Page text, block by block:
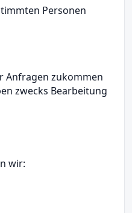
Personen
Anfragen zukommen
zwecks Bearbeitung
wir: